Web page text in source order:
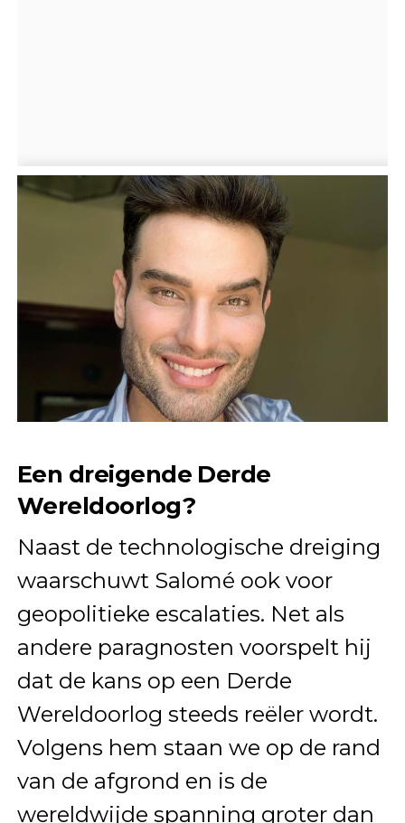
Een dreigende Derde
Wereldoorlog?
Naast de technologische dreiging
waarschuwt Salomé ook voor
geopolitieke escalaties. Net als
andere paragnosten voorspelt hij
dat de kans op een Derde
Wereldoorlog steeds reëler wordt.
Volgens hem staan we op de rand
van de afgrond en is de
wereldwijde spanning groter dan